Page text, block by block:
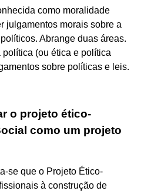
como moralidade
julgamentos morais sobre a
Abrange duas áreas.
(ou ética e política
sobre políticas e leis.
o projeto ético-
como um projeto
se que o Projeto Ético-
à construção de